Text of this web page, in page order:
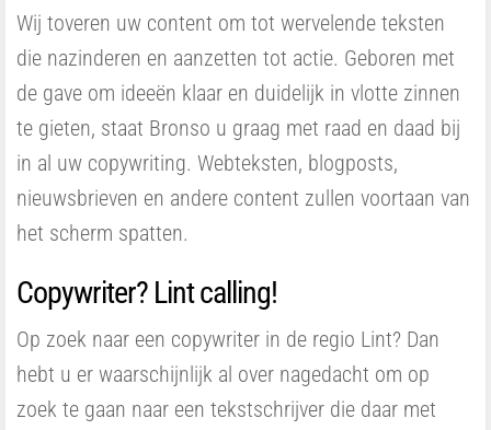
Wij toveren uw content om tot wervelende teksten
die nazinderen en aanzetten tot actie. Geboren met
de gave om ideeën klaar en duidelijk in vlotte zinnen
te gieten, staat Bronso u graag met raad en daad bij
in al uw copywriting. Webteksten, blogposts,
nieuwsbrieven en andere content zullen voortaan van
het scherm spatten.
Copywriter? Lint calling!
Op zoek naar een copywriter in de regio Lint? Dan
hebt u er waarschijnlijk al over nagedacht om op
zoek te gaan naar een tekstschrijver die daar met